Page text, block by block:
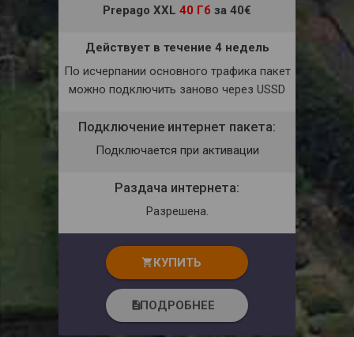
Prepago XXL 40 Гб за 40€
Действует в течение 4 недель
По исчерпании основного трафика пакет
можно подключить заново через USSD
Подключение интернет пакета:
Подключается при активации
Раздача интернета:
Разрешена.
shopping_cart КУПИТЬ
descriptionПОДРОБНЕЕ